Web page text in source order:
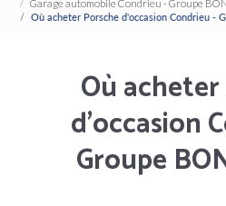
Garage automobile Condrieu - Groupe
Où acheter Porsche d'occasion Condrieu -
Où
d'occasion
Groupe